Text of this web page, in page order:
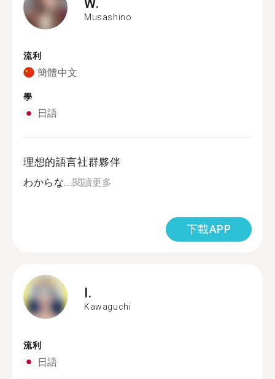
Musashino
流利
簡體中文
學
日語
理想的語言社群夥伴
わからな...閱讀更多
下載APP
I.
Kawaguchi
流利
日語